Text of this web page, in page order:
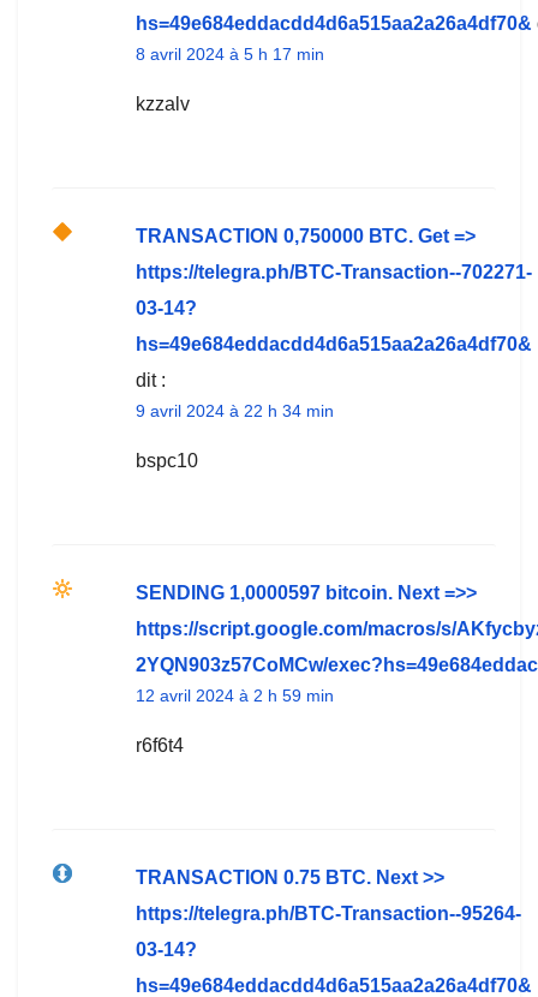
hs=49e684eddacdd4d6a515aa2a26a4df70&
8 avril 2024 à 5 h 17 min
kzzalv
TRАNSАСТIОN 0,750000 ВТС. Get =>
https://telegra.ph/BTC-Transaction--702271-
03-14?
hs=49e684eddacdd4d6a515aa2a26a4df70&
dit :
9 avril 2024 à 22 h 34 min
bspc10
SЕNDING 1,0000597 bitсоin. Next =>>
https://script.google.com/macros/s/
2YQN903z57CoMCw/
12 avril 2024 à 2 h 59 min
r6f6t4
TRАNSАСТIОN 0.75 ВTC. Next >>
https://telegra.ph/BTC-Transaction--95264-
03-14?
hs=49e684eddacdd4d6a515aa2a26a4df70&